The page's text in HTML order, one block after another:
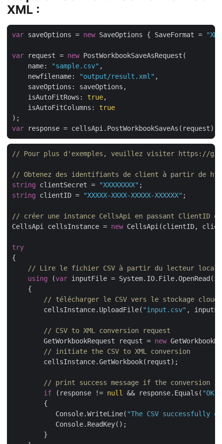
XML :
var saveOptions = new SaveOptions { SaveFormat =
var request = new
    name:
"sample.csv"
    newfilename:
"output/result.xml"
    isAutoFitRows:
true
    isAutoFitColumns:
true
var
// Pour plus d'exemples, veuillez visiter https://
// Obtenez des identifiants de client à partir de
string clientSecret = "XXXXXXXX"
string clientID = "XXXXX-XXXX-XXXXX-XXXXXX" ;
// créer une instance CellsApi en passant ClientID
CellsApi cellsInstance = new CellsApi(clientID,
try
{
// Lire le fichier CSV à partir du lecteur local
using (var inputFile =
    {
// télécharger le CSV vers le stockage cloud
        cellsInstance.UploadFile(
"input.csv" ,
// CSV to XML conversion request
        GetWorkbookRequest requst =
new
// initiate the CSV to XML conversion
        cellsInstance.GetWorkbook(requst);
// print success message if the conversion
if (response != null && response.Equals( "OK"
        {
           Console.WriteLine(
"The CSV successfully
           Console.ReadKey();
        }